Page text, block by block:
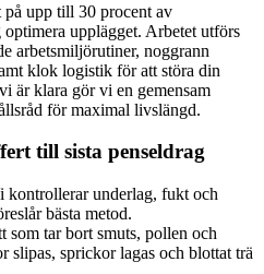
upp till 30 procent av
upplägget. Arbetet utförs
arbetsmiljörutiner, noggrann
klok logistik för att störa din
är klara gör vi en gemensam
för maximal livslängd.
till sista penseldrag
underlag, fukt och
bästa metod.
som tar bort smuts, pollen och
slipas, sprickor lagas och blottat trä